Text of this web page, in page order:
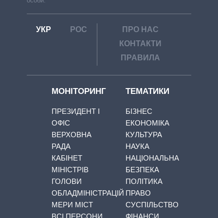
УКР РОС
ПРО НАС
КОНТАКТИ
ПРАВИЛА
МОНІТОРИНГ
ПРЕЗИДЕНТ І
ОФІС
ВЕРХОВНА
РАДА
КАБІНЕТ
МІНІСТРІВ
ГОЛОВИ
ОБЛАДМІНІСТРАЦІЙ
МЕРИ МІСТ
ТЕМАТИКИ
БІЗНЕС
ЕКОНОМІКА
КУЛЬТУРА
НАУКА
НАЦІОНАЛЬНА
БЕЗПЕКА
ПОЛІТИКА
ПРАВО
СУСПІЛЬСТВО